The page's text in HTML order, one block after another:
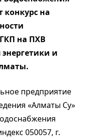
конкурс на
на ПХВ
и
предприятие
«Алматы Су»
050057, г.